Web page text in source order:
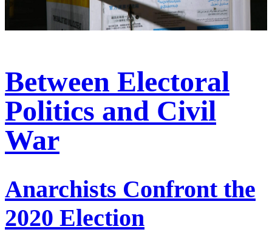
Between Electoral
Politics and Civil
War
Anarchists Confront the
2020 Election